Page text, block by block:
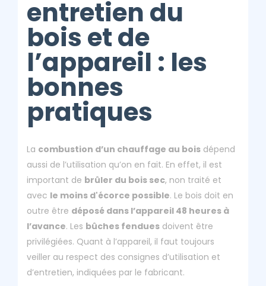
entretien du
bois et de
l’appareil : les
bonnes
pratiques
La combustion d’un chauffage au bois dépend
aussi de l’utilisation qu’on en fait. En effet, il est
important de brûler du bois sec, non traité et
avec le moins d'écorce possible. Le bois doit en
outre être déposé dans l’appareil 48 heures à
l’avance. Les bûches fendues doivent être
privilégiées. Quant à l’appareil, il faut toujours
veiller au respect des consignes d’utilisation et
d’entretien, indiquées par le fabricant.